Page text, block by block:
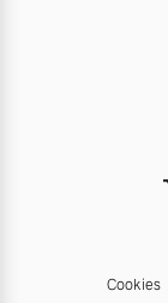
Cookies